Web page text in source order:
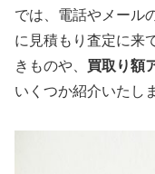
では、電話やメール
に見積もり査定に来
きものや、 買取り額
いくつか紹介いたし